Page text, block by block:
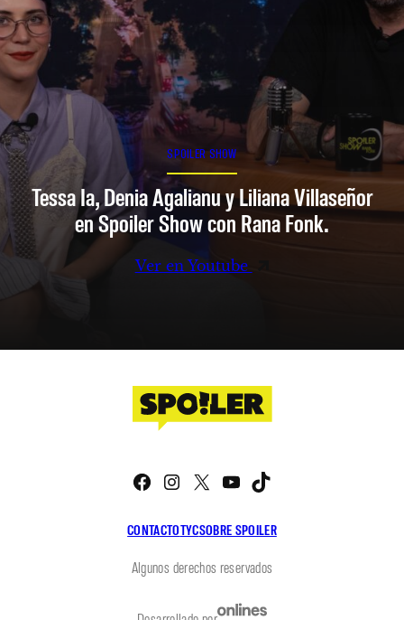
SPOILER SHOW
Tessa Ia, Denia Agalianu y Liliana Villaseñor
en Spoiler Show con Rana Fonk.
Ver en Youtube
CONTACTOTYCSOBRE SPOILER
Facebook
Instagram
X YouTube
Algunos derechos reservados